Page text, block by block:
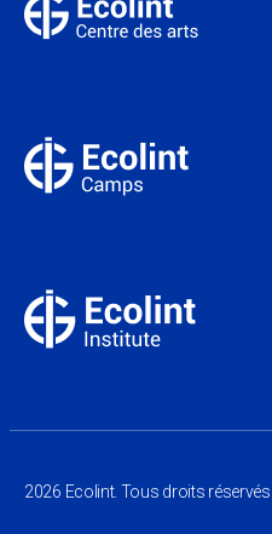
2026 Ecolint. Tous droits réservés.